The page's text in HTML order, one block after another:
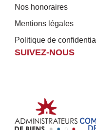
Nos honoraires
Mentions légales
Politique de
SUIVEZ-NOUS